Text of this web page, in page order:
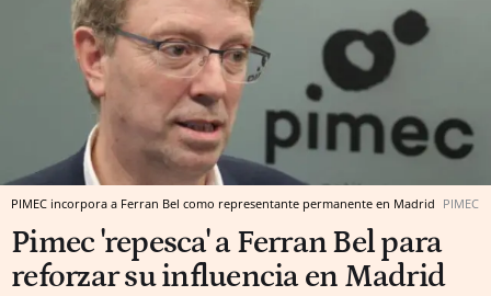
PIMEC incorpora a Ferran Bel como representante permanente en Madrid PIMEC
Pimec 'repesca' a Ferran Bel para
reforzar su influencia en Madrid